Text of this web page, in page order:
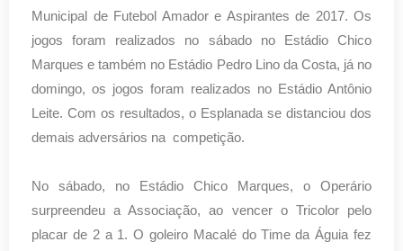
Municipal de Futebol Amador e Aspirantes de 2017. Os
jogos foram realizados no sábado no Estádio Chico
Marques e também no Estádio Pedro Lino da Costa, já no
domingo, os jogos foram realizados no Estádio Antônio
Leite. Com os resultados, o Esplanada se distanciou dos
demais adversários na competição.
No sábado, no Estádio Chico Marques, o Operário
surpreendeu a Associação, ao vencer o Tricolor pelo
placar de 2 a 1. O goleiro Macalé do Time da Águia fez